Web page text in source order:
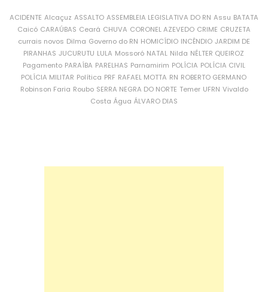
ACIDENTE Alcaçuz ASSALTO ASSEMBLEIA LEGISLATIVA DO RN Assu BATATA
Caicó CARAÚBAS Ceará CHUVA CORONEL AZEVEDO CRIME CRUZETA
currais novos Dilma Governo do RN HOMICÍDIO INCÊNDIO JARDIM DE
PIRANHAS JUCURUTU LULA Mossoró NATAL Nilda NÉLTER QUEIROZ
Pagamento PARAÍBA PARELHAS Parnamirim POLÍCIA POLÍCIA CIVIL
POLÍCIA MILITAR Política PRF RAFAEL MOTTA RN ROBERTO GERMANO
Robinson Faria Roubo SERRA NEGRA DO NORTE Temer UFRN Vivaldo
Costa Água ÁLVARO DIAS